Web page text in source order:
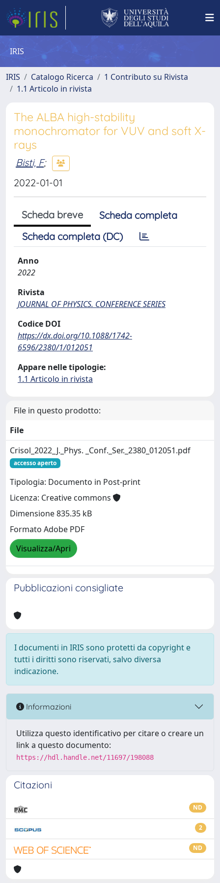
IRIS
IRIS Catalogo Ricerca
1 Contributo su Rivista
1.1 Articolo in rivista
The ALBA high-stability
monochromator for VUV and soft X-
rays
Bisti, F;
2022-01-01
Scheda breve
Scheda completa
Scheda completa (DC)
Anno
2022
Rivista
JOURNAL OF PHYSICS. CONFERENCE SERIES
Codice DOI
https://dx.doi.org/10.1088/1742-
6596/2380/1/012051
Appare nelle tipologie:
1.1 Articolo in rivista
File in questo prodotto:
File
Crisol_2022_J._Phys. _Conf._Ser._2380_012051.pdf
accesso aperto
Tipologia: Documento in Post-print
Licenza: Creative commons
Dimensione 835.35 kB
Formato Adobe PDF
Visualizza/Apri
Pubblicazioni consigliate
I documenti in IRIS sono protetti da copyright e
tutti i diritti sono riservati, salvo diversa
indicazione.
Informazioni
Utilizza questo identificativo per citare o creare un
link a questo documento:
https://hdl.handle.net/11697/198088
Citazioni
ND
2
ND